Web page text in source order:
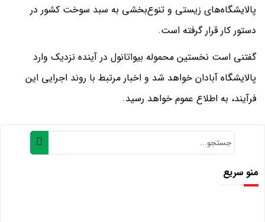
پالایشگاه‌های زیستی و تنوع‌بخشی به سبد سوخت کشور در
دستور کار قرار گرفته است.
گفتنی است نخستین محموله بیواتانول در آینده نزدیک وارد
پالایشگاه آبادان خواهد شد و اخبار مرتبط با روند اجرایی این
فرآیند، به اطلاع عموم خواهد رسید.
منو سریع